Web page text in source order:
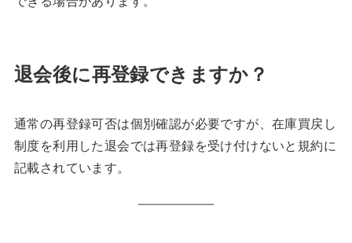
退会後に再登録できますか？
通常の再登録可否は個別確認が必要ですが、在庫買戻し
制度を利用した退会では再登録を受け付けないと規約に
記載されています。